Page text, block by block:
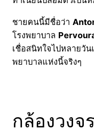
ชายคนนี้มีชื่อว่า
โรงพยาบาล
เชื่อสนิทใจไปหลายวัน
พยาบาลแห่งนี้จริงๆ
กล้องวง